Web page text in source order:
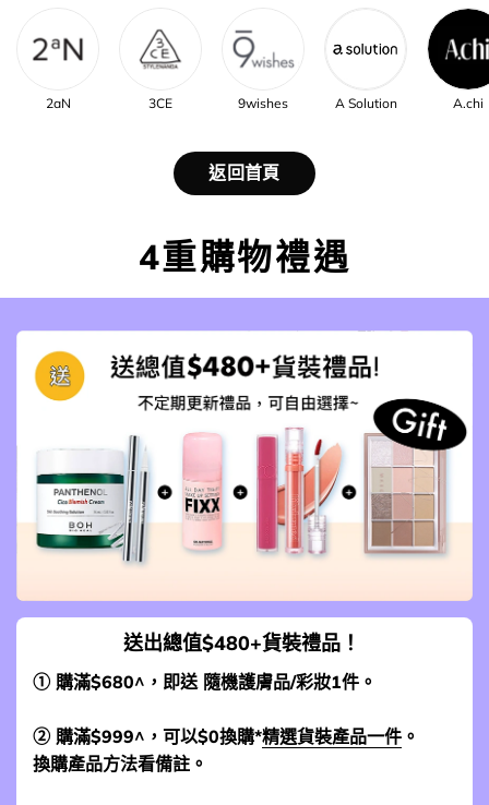
2aN 3CE 9wishes A Solution A.chi
返回首頁
4重購物禮遇
送出總值$480+貨裝禮品！
① 購滿$680^，即送 隨機護膚品/彩妝1件。
② 購滿$999^，可以$0換購*精選貨裝產品一件 。
換購產品方法看備註。